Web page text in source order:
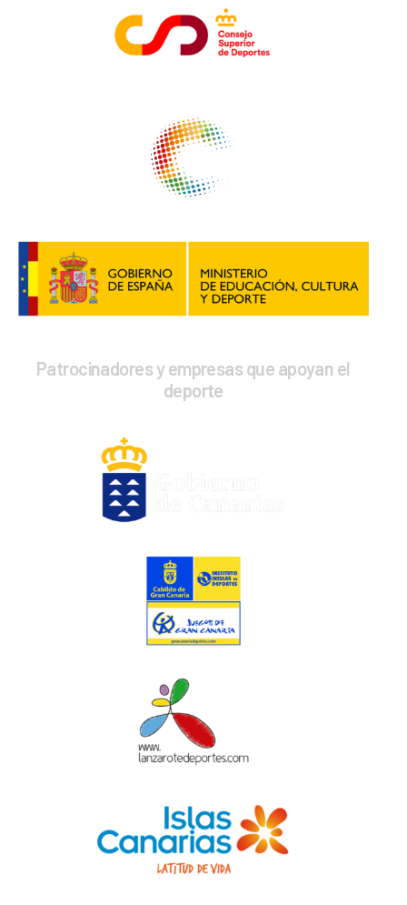
Patrocinadores y empresas que apoyan el
deporte